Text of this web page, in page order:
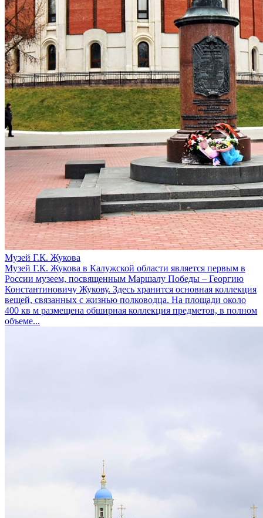
Музей Г.К. Жукова
Музей Г.К. Жукова в Калужской области является первым в
России музеем, посвященным Маршалу Победы – Георгию
Константиновичу Жукову. Здесь хранится основная коллекция
вещей, связанных с жизнью полководца. На площади около
400 кв м размещена обширная коллекция предметов, в полном
объеме...